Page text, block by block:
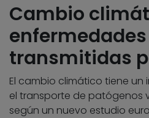
Cambio
enfermedades
transmitidas
El cambio climático tiene
el transporte de patógenos
según un nuevo estudio